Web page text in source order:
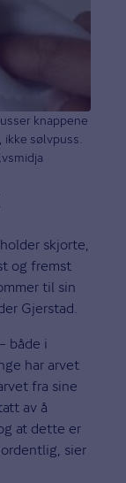
knappene
ikke sølvpuss.
skjorte,
og fremst
til sin
Gjerstad.
både i
har arvet
fra sine
av å
at dette er
sier